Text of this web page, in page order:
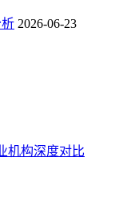
2026-06-23
机构深度对比